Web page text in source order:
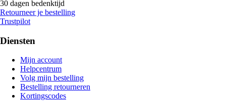
30 dagen bedenktijd
Retourneer je bestelling
Trustpilot
Diensten
Mijn account
Helpcentrum
Volg mijn bestelling
Bestelling retourneren
Kortingscodes